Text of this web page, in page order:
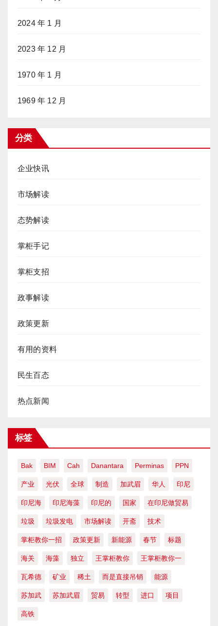
2024 年 1 月
2023 年 12 月
1970 年 1 月
1969 年 12 月
分类
企业快讯
市场解读
态势解读
掌柜手记
掌柜支招
政事解读
政策更新
有用的资料
民生百态
热点新闻
标签
Bak BIM Cah Danantara Perminas PPN
产业 光伏 全球 制造 加武眉 华人 印尼
印尼海 印尼海藻 印尼的 国家 在印尼做贸易
垃圾 垃圾发电 市场解读 开斋 技术
掌柜教你一招 政策更新 新能源 春节 标题
海关 海藻 独立 王掌柜教你 王掌柜教你一
瓦希德 矿业 稀土 而是直接吊销 能源
苏加武 苏加武眉 贸易 转型 进口 项目
高铁